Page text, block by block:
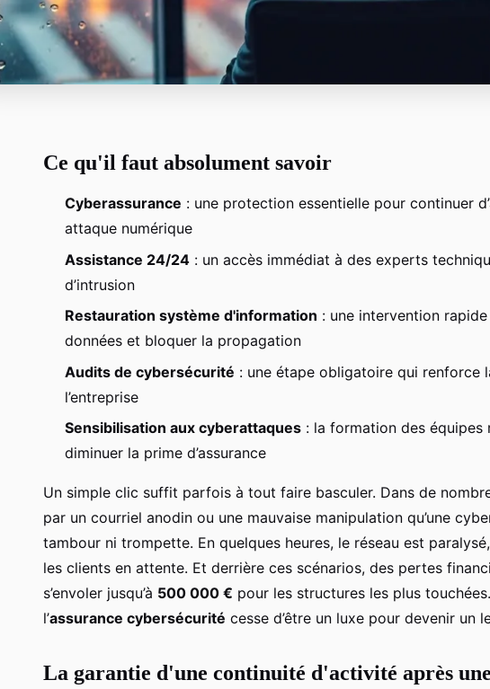
Ce qu'il faut absolument savoir
Cyberassurance : une protection essentielle pour continuer
attaque numérique
Assistance 24/24 : un accès immédiat à des experts
d’intrusion
Restauration système d'information : une intervention
données et bloquer la propagation
Audits de cybersécurité : une étape obligatoire qui renforce
l’entreprise
Sensibilisation aux cyberattaques : la formation des
diminuer la prime d’assurance
Un simple clic suffit parfois à tout faire basculer. Dans de
par un courriel anodin ou une mauvaise manipulation qu’une
tambour ni trompette. En quelques heures, le réseau est
les clients en attente. Et derrière ces scénarios, des pertes
s’envoler jusqu’à 500 000 € pour les structures les plus
l’assurance cybersécurité cesse d’être un luxe pour devenir un
La garantie d'une continuité d'activité après